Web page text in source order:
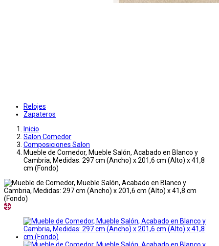
Relojes
Zapateros
Inicio
Salon Comedor
Composiciones Salon
Mueble de Comedor, Mueble Salón, Acabado en Blanco y
Cambria, Medidas: 297 cm (Ancho) x 201,6 cm (Alto) x 41,8
cm (Fondo)